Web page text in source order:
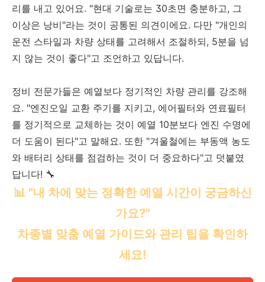
리를 내고 있어요. "현대 기술로는 30초면 충분하고, 그
이상은 낭비"라는 것이 공통된 의견이에요. 다만 "개인의
운전 스타일과 차량 상태를 고려해서 조절하되, 5분을 넘
지 않는 것이 좋다"고 조언하고 있답니다.
정비 전문가들은 예열보다 정기적인 차량 관리를 강조해
요. "엔진오일 교환 주기를 지키고, 에어필터와 연료필터
를 정기적으로 교체하는 것이 예열 10분보다 엔진 수명에
더 도움이 된다"고 말해요. 또한 "겨울철에는 부동액 농도
와 배터리 상태를 점검하는 것이 더 중요하다"고 덧붙였
답니다! 🔧
📊 "내 차에 맞는 정확한 예열 시간이 궁금하신
가요?"
차종별 맞춤 예열 가이드와 관리 팁을 확인하
세요!